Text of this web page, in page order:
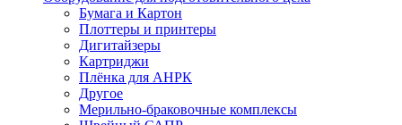
Бумага и Картон
Плоттеры и принтеры
Дигитайзеры
Картриджи
Плёнка для АНРК
Другое
Мерильно-браковочные комплексы